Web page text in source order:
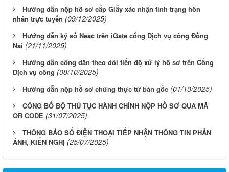
Hướng dẫn nộp hồ sơ cấp Giấy xác nhận tình trạng hôn
nhân trực tuyến (09/12/2025)
Hướng dẫn ký số Neac trên iGate cổng Dịch vụ công Đồng
Nai (21/11/2025)
Hướng dẫn công dân theo dõi tiến độ xử lý hồ sơ trên Cổng
Dịch vụ công (08/10/2025)
Hướng dẫn nộp hồ sơ chứng thực từ bản gốc (01/10/2025)
CÔNG BỐ BỘ THỦ TỤC HÀNH CHÍNH NỘP HỒ SƠ QUA MÃ
QR CODE (31/07/2025)
THÔNG BÁO SỐ ĐIỆN THOẠI TIẾP NHẬN THÔNG TIN PHẢN
ÁNH, KIẾN NGHỊ (25/07/2025)